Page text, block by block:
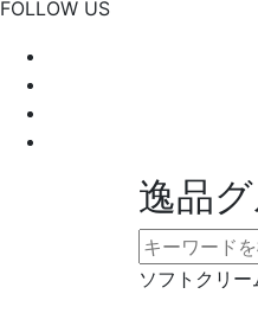
FOLLOW US
逸品
ソフトクリ